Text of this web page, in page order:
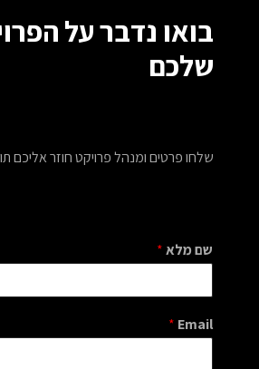
בואו נדבר על
שלכם
שלחו פרטים ומנהל פרויקט חוזר אליכם תוך 24
שם מלא*
Email
*
The Language